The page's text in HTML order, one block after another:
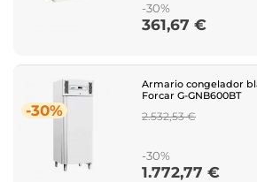
-30%
Price
361,67 €
-30%
Armario congelador
Forcar G-GNB600BT
Regular
2.532,53 €
-30%
Price
1.772,77 €